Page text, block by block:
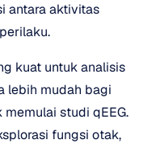
antara aktivitas
kuat untuk analisis
lebih mudah bagi
studi qEEG.
fungsi otak,